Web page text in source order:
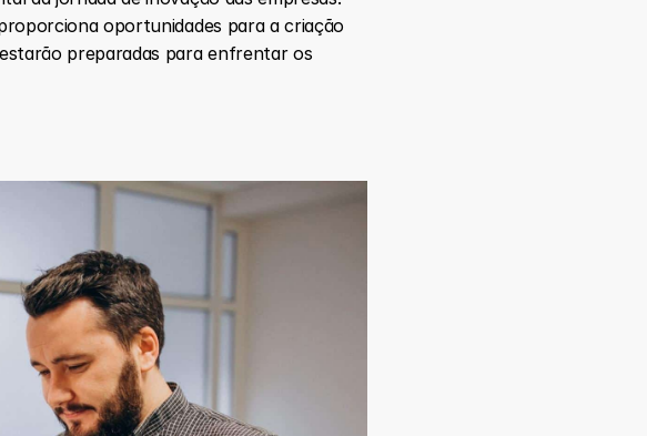
oportunidades para a criação
preparadas para enfrentar os